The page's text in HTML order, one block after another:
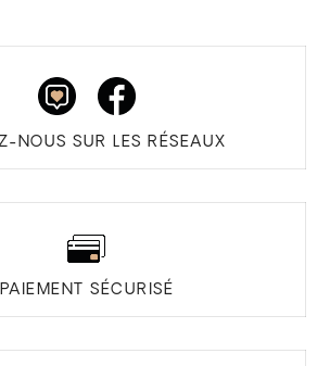
NOUS SUR LES RÉSEAUX
PAIEMENT SÉCURISÉ